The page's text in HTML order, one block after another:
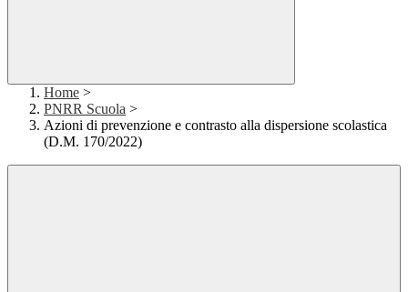
Home >
PNRR Scuola >
Azioni di prevenzione e contrasto alla dispersione scolastica
(D.M. 170/2022)